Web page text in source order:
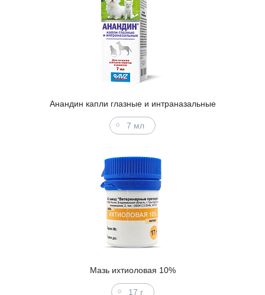
Анандин капли глазные и интраназальные
7 мл
Мазь ихтиоловая 10%
17 г